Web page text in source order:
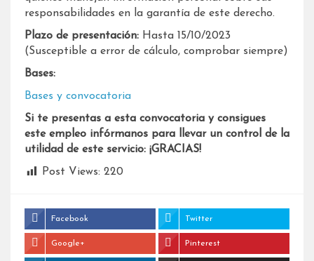
responsabilidades en la garantía de este derecho.
Plazo de presentación: Hasta 15/10/2023
(Susceptible a error de cálculo, comprobar siempre)
Bases:
Bases y convocatoria
Si te presentas a esta convocatoria y consigues
este empleo infórmanos para llevar un control de la
utilidad de este servicio: ¡GRACIAS!
Post Views: 220
Facebook Twitter
Google+ Pinterest